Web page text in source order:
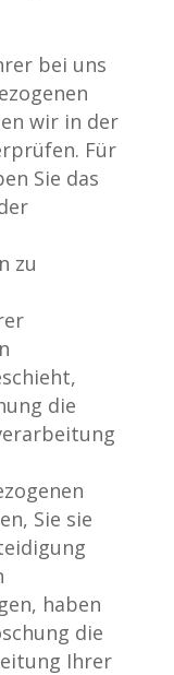
bei uns
wir in der
Für
Sie das
zu
die
Sie sie
haben
die
Ihrer